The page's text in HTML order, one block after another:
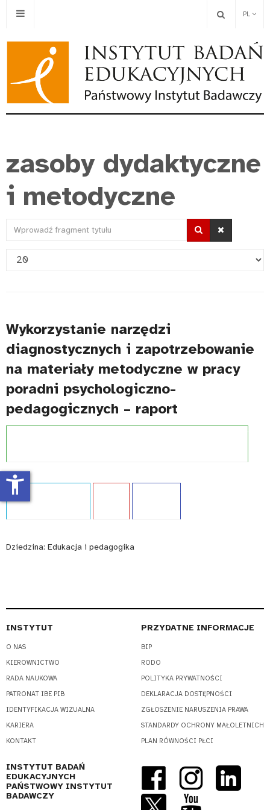
PL
zasoby dydaktyczne
i metodyczne
Wprowadź
tytułu
Pokaż
Wykorzystanie narzędzi
diagnostycznych i zapotrzebowanie
na materiały metodyczne w pracy
poradni psychologiczno-
pedagogicznych – raport
Typ publikacji:
Dziedzina: Edukacja i pedagogika
INSTYTUT
O NAS
KIEROWNICTWO
RADA NAUKOWA
PATRONAT IBE PIB
IDENTYFIKACJA WIZUALNA
KARIERA
KONTAKT
PRZYDATNE INFORMACJE
BIP
RODO
POLITYKA PRYWATNOŚCI
DEKLARACJA DOSTĘPNOŚCI
ZGŁOSZENIE NARUSZENIA PRAWA
STANDARDY OCHRONY MAŁOLETNICH
PLAN RÓWNOŚCI PŁCI
INSTYTUT BADAŃ
EDUKACYJNYCH
PAŃSTWOWY INSTYTUT
BADAWCZY
accessibility_new